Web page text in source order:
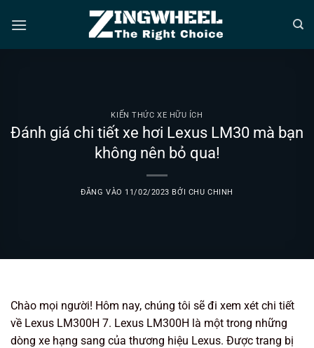
qua
KIẾN THỨC XE HỮU ÍCH
Đánh giá chi tiết xe hơi Lexus LM30 mà bạn
không nên bỏ qua!
ĐĂNG VÀO 11/02/2023 BỞI CHU CHINH
Chào mọi người! Hôm nay, chúng tôi sẽ đi xem xét chi tiết
về Lexus LM300H 7. Lexus LM300H là một trong những
dòng xe hạng sang của thương hiệu Lexus. Được trang bị